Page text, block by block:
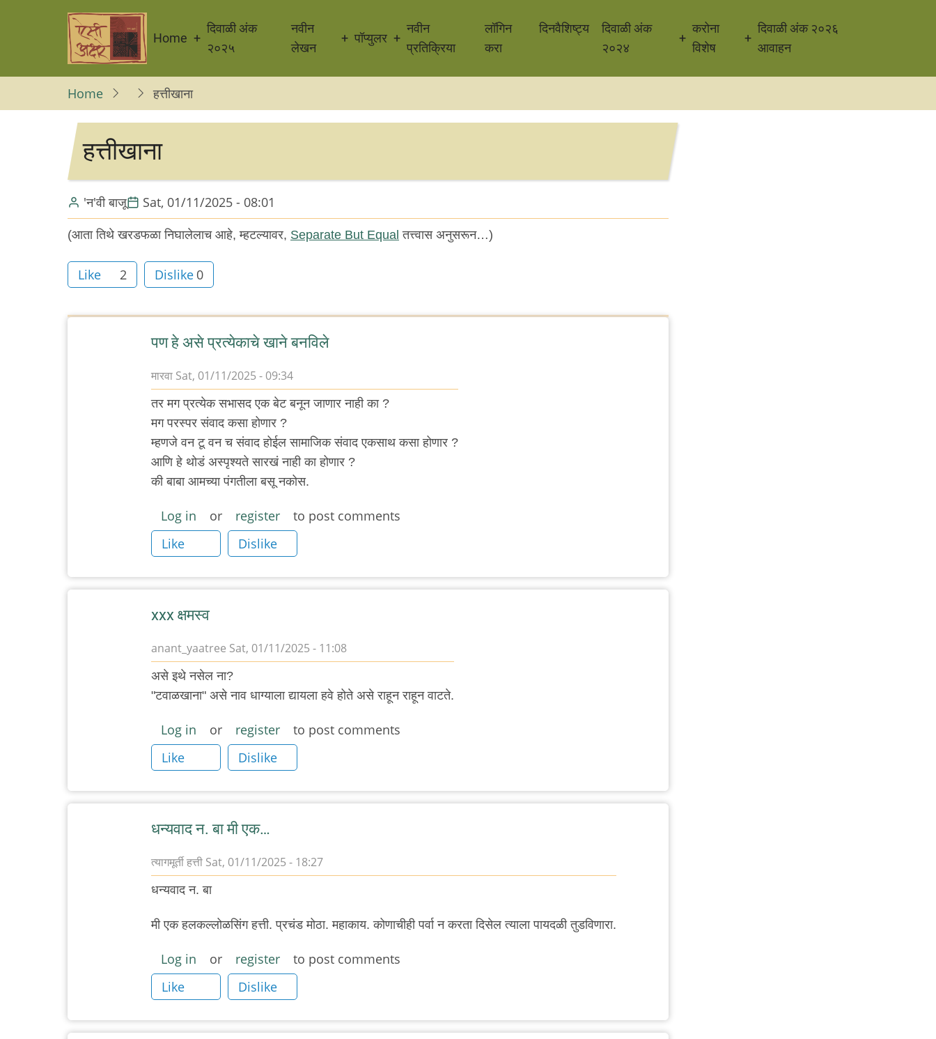
navigation
Home
दिवाळी अंक
२०२५
नवीन
लेखन
पॉप्युलर
नवीन
प्रतिक्रिया
लॉगिन
करा
दिनवैशिष्ट्य
दिवाळी अंक
२०२४
करोना
विशेष
दिवाळी अंक २०२६
आवाहन
Home हत्तीखाना
हत्तीखाना
'न'वी बाजू Sat, 01/11/2025 - 08:01
(आता तिथे खरडफळा निघालेलाच आहे, म्हटल्यावर, Separate But Equal तत्त्वास अनुसरून…)
Like 2 Dislike 0
पण हे असे प्रत्येकाचे खाने बनविले
मारवा Sat, 01/11/2025 - 09:34
तर मग प्रत्येक सभासद एक बेट बनून जाणार नाही का ?
मग परस्पर संवाद कसा होणार ?
म्हणजे वन टू वन च संवाद होईल सामाजिक संवाद एकसाथ कसा होणार ?
आणि हे थोडं अस्पृश्यते सारखं नाही का होणार ?
की बाबा आमच्या पंगतीला बसू नकोस.
Log in or register
to post comments
Like
Dislike
xxx क्षमस्व
anant_yaatree Sat, 01/11/2025 - 11:08
असे इथे नसेल ना?
"टवाळखाना" असे नाव धाग्याला द्यायला हवे होते असे राहून राहून वाटते.
Log in or register
to post comments
Like
Dislike
धन्यवाद न. बा मी एक…
त्यागमूर्ती हत्ती Sat, 01/11/2025 - 18:27
धन्यवाद न. बा
मी एक हलकल्लोळसिंग हत्ती. प्रचंड मोठा. महाकाय. कोणाचीही पर्वा न करता दिसेल त्याला पायदळी तुडविणारा.
Log in or register
to post comments
Like
Dislike